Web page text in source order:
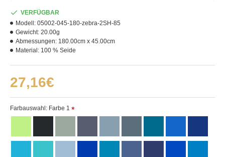
und sind im Original nicht enthalten)
27,16€
VERFÜGBAR
Modell: 05002-045-180-zebra-2SH-85
Gewicht: 20.00g
Abmessungen: 180.00cm x 45.00cm
Material: 100 % Seide
Farbauswahl: Farbe 1